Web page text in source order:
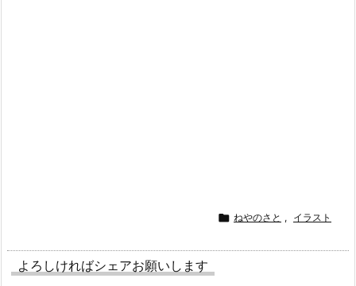
 ねやのさと , イラスト
よろしければシェアお願いします